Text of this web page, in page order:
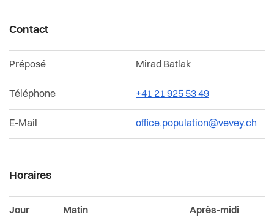
Affaires intercommunales de la Riviera
Organigramme de l'Administration communale
Contact
Préposé Mirad Batlak
Téléphone +41 21 925 53 49
E-Mail office.population@vevey.ch
Horaires
Jour Matin Après-midi